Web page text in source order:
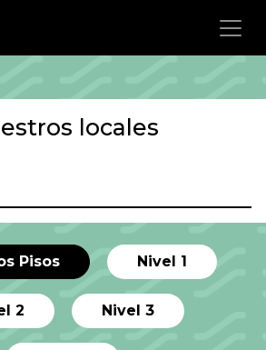
locales
Pisos Nivel 1
2 Nivel 3